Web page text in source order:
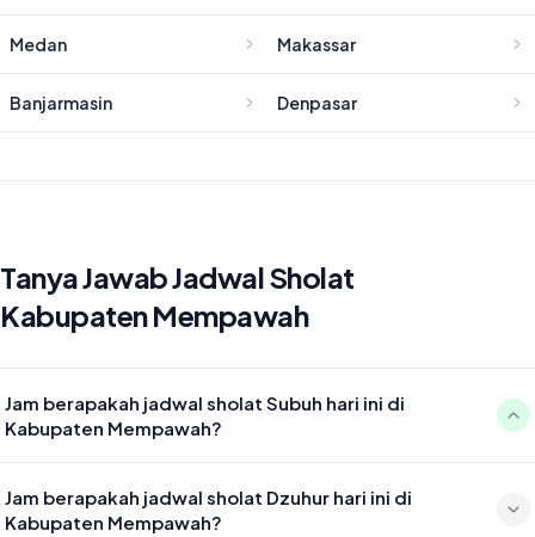
Medan Makassar
Banjarmasin Denpasar
Tanya Jawab Jadwal Sholat
Kabupaten Mempawah
Jam berapakah jadwal sholat Subuh hari ini di
Kabupaten Mempawah?
04:28
Jam berapakah jadwal sholat Dzuhur hari ini di
Kabupaten Mempawah?